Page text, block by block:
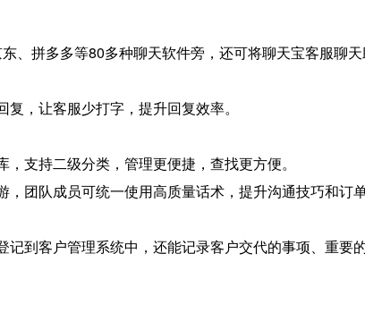
、拼多多等80多种聊天软件旁，还可将聊天宝客服聊
，让客服少打字，提升回复效率。
支持二级分类，管理更便捷，查找更方便。
团队成员可统一使用高质量话术，提升沟通技巧和订单
到客户管理系统中，还能记录客户交代的事项、重要